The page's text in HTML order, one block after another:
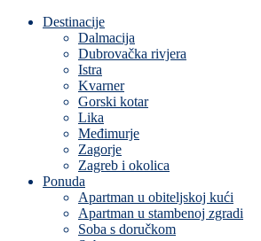
Destinacije
Dalmacija
Dubrovačka rivjera
Istra
Kvarner
Gorski kotar
Lika
Međimurje
Zagorje
Zagreb i okolica
Ponuda
Apartman u obiteljskoj kući
Apartman u stambenoj zgradi
Soba s doručkom